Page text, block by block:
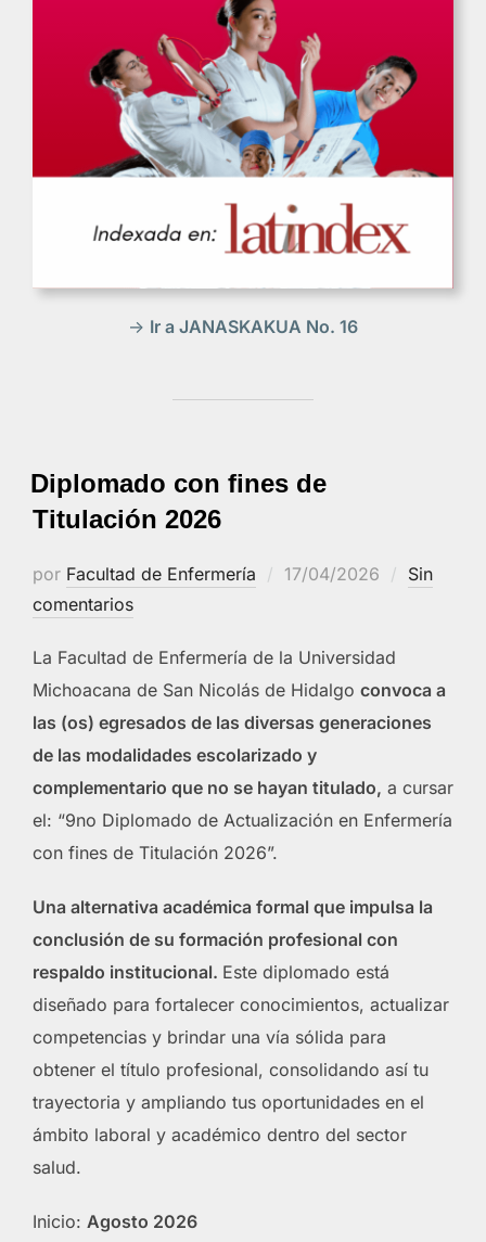
-> Ir a JANASKAKUA No. 16
Diplomado con fines de
Titulación 2026
por Facultad de Enfermería
Publicado
17/04/2026
Sin
comentarios
La Facultad de Enfermería de la Universidad
Michoacana de San Nicolás de Hidalgo convoca a
las (os) egresados de las diversas generaciones
de las modalidades escolarizado y
complementario que no se hayan titulado, a cursar
el: “9no Diplomado de Actualización en Enfermería
con fines de Titulación 2026”.
Una alternativa académica formal que impulsa la
conclusión de su formación profesional con
respaldo institucional. Este diplomado está
diseñado para fortalecer conocimientos, actualizar
competencias y brindar una vía sólida para
obtener el título profesional, consolidando así tu
trayectoria y ampliando tus oportunidades en el
ámbito laboral y académico dentro del sector
salud.
Inicio: Agosto 2026